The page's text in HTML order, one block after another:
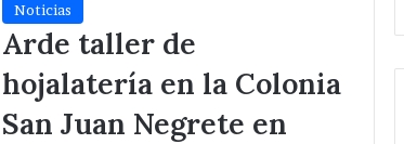
Noticias
Arde taller de
hojalatería en la Colonia
San Juan Negrete en